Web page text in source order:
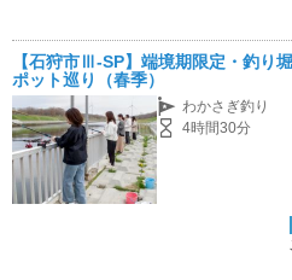
【石狩市Ⅲ-SP】端境期限定・釣り
ポット巡り（春季）
わかさぎ釣り
4時間30分